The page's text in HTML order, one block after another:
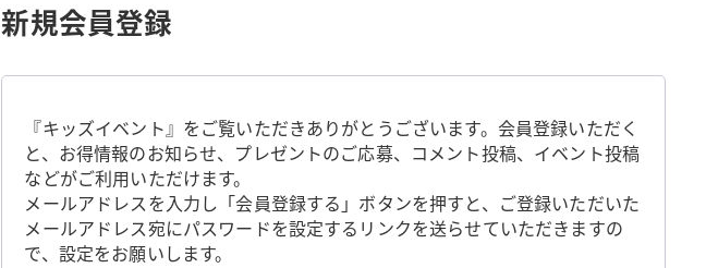
新規会員登録
『キッズイベント』をご覧いただきありがとうございます。会員登録いただく
と、お得情報のお知らせ、プレゼントのご応募、コメント投稿、イベント投稿
などがご利用いただけます。
メールアドレスを入力し「会員登録する」ボタンを押すと、ご登録いただいた
メールアドレス宛にパスワードを設定するリンクを送らせていただきますの
で、設定をお願いします。